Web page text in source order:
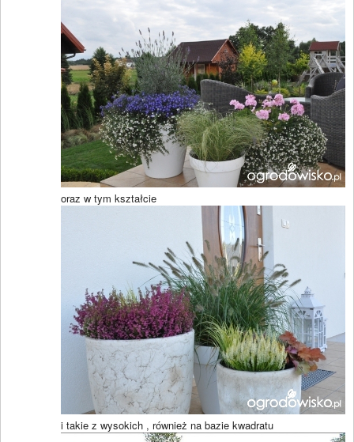
oraz w tym kształcie
i takie z wysokich , również na bazie kwadratu